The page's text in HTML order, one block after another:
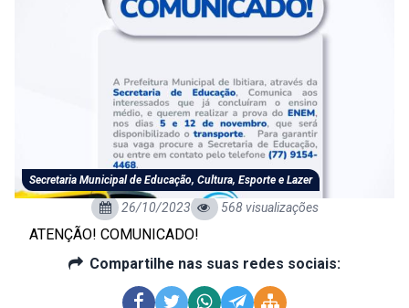
Secretaria Municipal de Educação, Cultura, Esporte e Lazer
26/10/2023 568 visualizações
ATENÇÃO! COMUNICADO!
Compartilhe nas suas redes sociais: